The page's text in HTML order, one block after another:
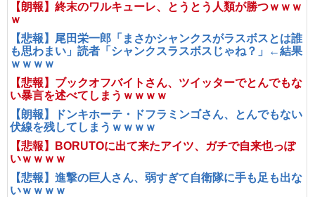
【朗報】終末のワルキューレ、とうとう人類が勝つｗｗｗ
ｗ
【悲報】尾田栄一郎「まさかシャンクスがラスボスとは誰
も思わまい」読者「シャンクスラスボスじゃね？」←結果
ｗｗｗｗ
【悲報】ブックオフバイトさん、ツイッターでとんでもな
い暴言を述べてしまうｗｗｗｗ
【朗報】ドンキホーテ・ドフラミンゴさん、とんでもない
伏線を残してしまうｗｗｗｗ
【悲報】BORUTOに出て来たアイツ、ガチで自来也っぽ
いｗｗｗｗ
【悲報】進撃の巨人さん、弱すぎて自衛隊に手も足も出な
いｗｗｗｗ